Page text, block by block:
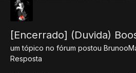
[Encerrado] (Duvida)
um tópico no fórum postou
Resposta